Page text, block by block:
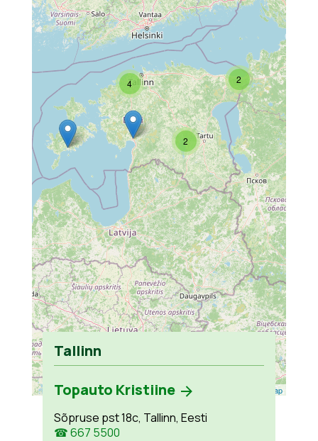
2
2
4
Leaflet OpenStreetMap
Tallinn
Topauto Kristiine
Sõpruse pst 18c, Tallinn, Eesti
☎ 667 5500